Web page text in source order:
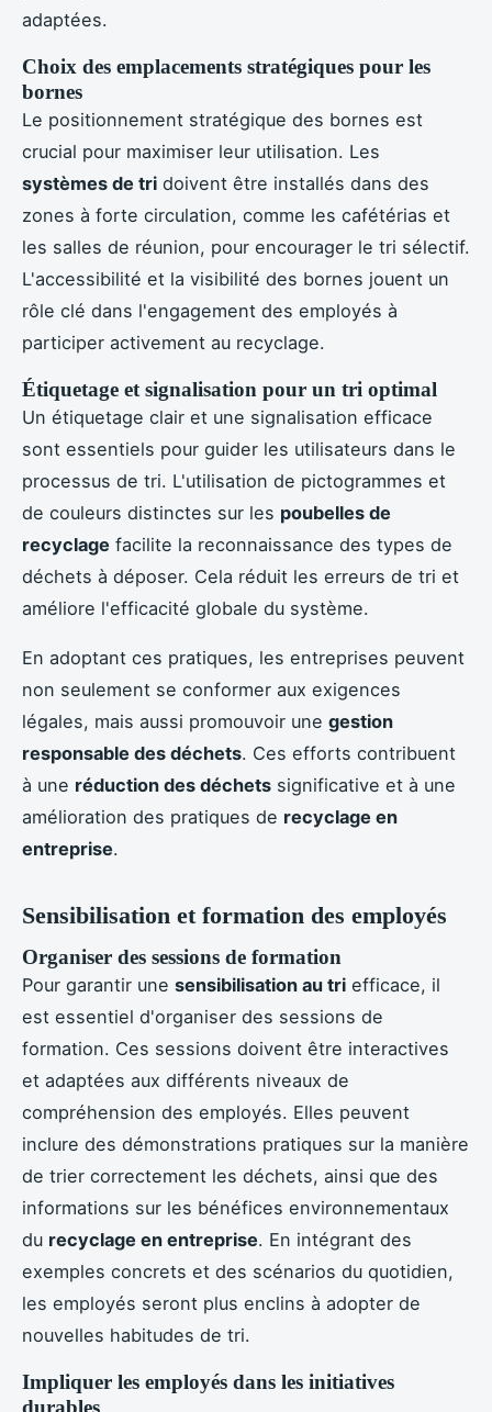
adaptées.
Choix des emplacements stratégiques pour les
bornes
Le positionnement stratégique des bornes est
crucial pour maximiser leur utilisation. Les
systèmes de tri doivent être installés dans des
zones à forte circulation, comme les cafétérias et
les salles de réunion, pour encourager le tri sélectif.
L'accessibilité et la visibilité des bornes jouent un
rôle clé dans l'engagement des employés à
participer activement au recyclage.
Étiquetage et signalisation pour un tri optimal
Un étiquetage clair et une signalisation efficace
sont essentiels pour guider les utilisateurs dans le
processus de tri. L'utilisation de pictogrammes et
de couleurs distinctes sur les poubelles de
recyclage facilite la reconnaissance des types de
déchets à déposer. Cela réduit les erreurs de tri et
améliore l'efficacité globale du système.
En adoptant ces pratiques, les entreprises peuvent
non seulement se conformer aux exigences
légales, mais aussi promouvoir une gestion
responsable des déchets. Ces efforts contribuent
à une réduction des déchets significative et à une
amélioration des pratiques de recyclage en
entreprise.
Sensibilisation et formation des employés
Organiser des sessions de formation
Pour garantir une sensibilisation au tri efficace, il
est essentiel d'organiser des sessions de
formation. Ces sessions doivent être interactives
et adaptées aux différents niveaux de
compréhension des employés. Elles peuvent
inclure des démonstrations pratiques sur la manière
de trier correctement les déchets, ainsi que des
informations sur les bénéfices environnementaux
du recyclage en entreprise. En intégrant des
exemples concrets et des scénarios du quotidien,
les employés seront plus enclins à adopter de
nouvelles habitudes de tri.
Impliquer les employés dans les initiatives